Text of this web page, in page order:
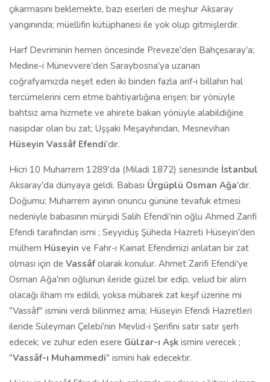
çıkarmasını beklemekte, bazı eserleri de meşhur Aksaray
yangınında; müellifin kütüphanesi ile yok olup gitmişlerdir.
Harf Devriminin hemen öncesinde Preveze'den Bahçesaray'a;
Medine-i Münevvere'den Saraybosna'ya uzanan
coğrafyamızda neşet eden iki binden fazla arif-i billahın hal
tercümelerini cem etme bahtiyarlığına erişen; bir yönüyle
bahtsız ama hizmete ve ahirete bakan yönüyle alabildiğine
nasipdar olan bu zat; Uşşaki Meşayıhından, Mesnevihan
Hüseyin Vassâf Efendi'dir.
Hicri 10 Muharrem 1289'da (Miladi 1872) senesinde İstanbul
Aksaray'da dünyaya geldi. Babası Ürgüplü Osman Ağa'dır.
Doğumu; Muharrem ayının onuncu gününe tevafuk etmesi
nedeniyle babasının mürşidi Salih Efendi'nin oğlu Ahmed Zarifi
Efendi tarafından ismi ; Seyyidüş Şüheda Hazreti Hüseyin'den
mülhem Hüseyin ve Fahr-ı Kainat Efendimizi anlatan bir zat
olması için de Vassâfolarak konulur. Ahmet Zarifi Efendi'ye
Osman Ağa'nın oğlunun ileride güzel bir edip, velud bir alim
olacağı ilham mı edildi, yoksa mübarek zat keşif üzerine mi
"Vassâf" ismini verdi bilinmez ama; Hüseyin Efendi Hazretleri
ileride Süleyman Çelebi'nin Mevlid-i Şerifini satır satır şerh
edecek; ve zuhur eden esere Gülzar-ı Aşk ismini verecek ;
"Vassâf-ı Muhammedi" ismini hak edecektir.